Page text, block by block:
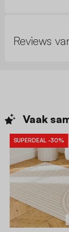
Reviews
Vaak
SUPERDEAL -30%